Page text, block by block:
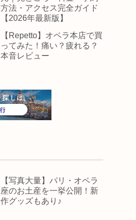
方法・アクセス完全ガイド
【2026年最新版】
【Repetto】オペラ本店で買
ってみた！痛い？疲れる？
本音レビュー
【写真大量】パリ・オペラ
座のお土産を一挙公開！新
作グッズもあり♪